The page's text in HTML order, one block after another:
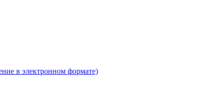
в электронном формате)